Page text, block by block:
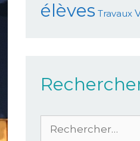
élèves Travaux